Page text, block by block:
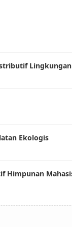
Ekologis
Himpunan